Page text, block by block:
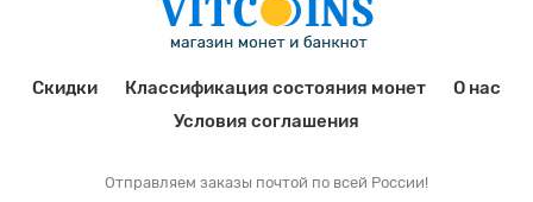
Скидки Классификация состояния монет
О нас
Условия соглашения
Отправляем заказы почтой по всей России!